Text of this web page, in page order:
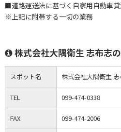
■道路運送法に基づく自家用自動車
※上記に附帯する一切の業務
株式会社大隅衛生 志布志
スポット名 株式会社大隅衛生
TEL 099-474-0338
FAX 099-474-2006